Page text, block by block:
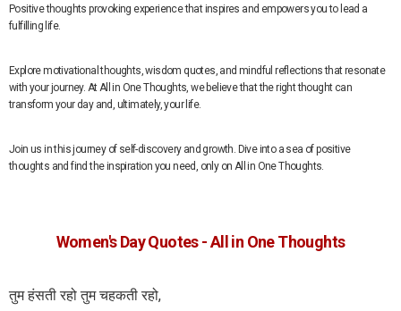
Positive thoughts provoking experience that inspires and empowers you to lead a
fulfilling life.
Explore motivational thoughts, wisdom quotes, and mindful reflections that resonate
with your journey. At All in One Thoughts, we believe that the right thought can
transform your day and, ultimately, your life.
Join us in this journey of self-discovery and growth. Dive into a sea of positive
thoughts and find the inspiration you need, only on All in One Thoughts.
Women's Day Quotes - All in One Thoughts
तुम हंसती रहो तुम चहकती रहो,